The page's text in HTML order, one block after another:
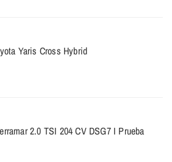
Yaris Cross Hybrid
2.0 TSI 204 CV DSG7 I Prueba